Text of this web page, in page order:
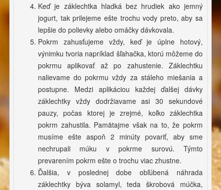
Keď je záklechtka hladká bez hrudiek ako jemný
jogurt, tak prilejeme ešte trochu vody preto, aby sa
lepšie do polievky alebo omáčky dávkovala.
Pokrm zahusťujeme vždy, keď je úplne hotový,
výnimku tvoria napríklad šľahačka, ktorú môžeme do
pokrmu aplikovať až po zahustenie. Záklechtku
nalievame do pokrmu vždy za stáleho miešania a
postupne. Medzi aplikáciou každej ďalšej dávky
záklechtky vždy dodržiavame asi 30 sekundové
pauzy, počas ktorej je zrejmé, koľko záklechtka
pokrm zahustila. Pamätajme však na to, že pokrm
musíme ešte aspoň 2 minúty povariť, aby sme
nechrupali múku v pokrme surovú. Týmto
prevarením pokrm ešte o trochu viac zhustne.
Ďalšia, v poslednej dobe obľúbená náhrada
záklechtky býva solamyl, teda škrobová múčka,